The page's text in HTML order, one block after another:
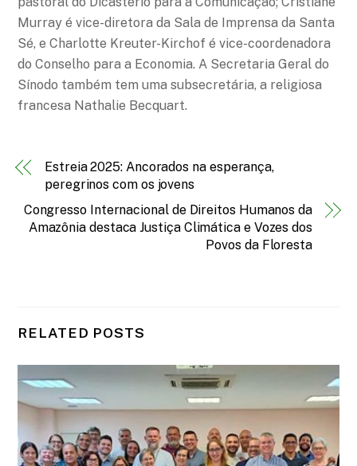
Murray é vice-diretora da Sala de Imprensa da Santa
Sé, e Charlotte Kreuter-Kirchof é vice-coordenadora
do Conselho para a Economia. A Secretaria Geral do
Sínodo também tem uma subsecretária, a religiosa
francesa Nathalie Becquart.
Estreia 2025: Ancorados na esperança,
peregrinos com os jovens
Congresso Internacional de Direitos Humanos da
Amazônia destaca Justiça Climática e Vozes dos
Povos da Floresta
RELATED POSTS